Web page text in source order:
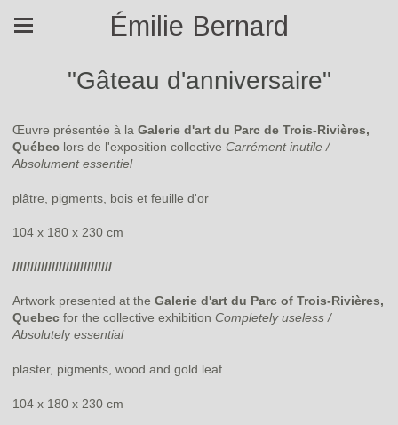
Émilie Bernard
"Gâteau d'anniversaire"
Œuvre présentée à la Galerie d'art du Parc de Trois-Rivières,
Québec lors de l'exposition collective Carrément inutile /
Absolument essentiel
plâtre, pigments, bois et feuille d'or
104 x 180 x 230 cm
////////////////////////////
Artwork presented at the Galerie d'art du Parc of Trois-Rivières,
Quebec for the collective exhibition Completely useless /
Absolutely essential
plaster, pigments, wood and gold leaf
104 x 180 x 230 cm